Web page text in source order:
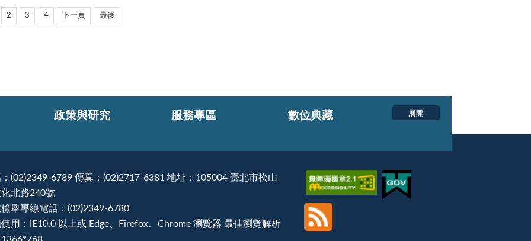
2 3 4 下一頁 最後
展開
政策與研究 服務專區 數位典藏
(02)2349-6789 傳真：(02)2717-6381 地址：105004 臺北市松山
化北路240號
檢舉專線電話：(02)2349-6780
用：IE10.0 以上或 Edge、Firefox、Chrome 瀏覽器 最佳瀏覽解析